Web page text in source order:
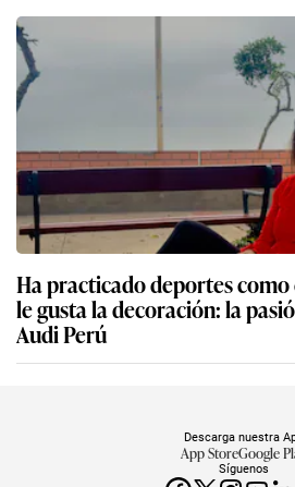
Ha practicado deportes
le gusta la decoración: la
Audi Perú
Síguenos
Descarga nuestra
App StoreGoogle